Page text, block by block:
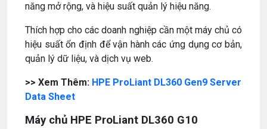
năng mở rộng, và hiệu suất quản lý hiệu năng.
Thích hợp cho các doanh nghiệp cần một máy chủ có
hiệu suất ổn định để vận hành các ứng dụng cơ bản,
quản lý dữ liệu, và dịch vụ web.
>> Xem Thêm: HPE ProLiant DL360 Gen9 Server
Data Sheet
Máy chủ HPE ProLiant DL360 G10